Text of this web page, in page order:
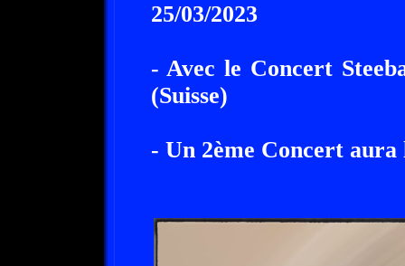
25/03/2023
- Avec le Concert
(Suisse)
- Un 2ème Concert aura